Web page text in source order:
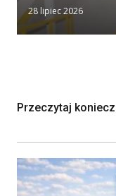
28 lipiec 2026
Przeczytaj